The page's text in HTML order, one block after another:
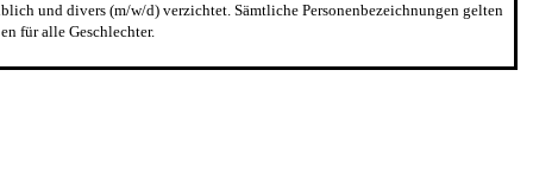
und divers (m/w/d) verzichtet. Sämtliche Personenbezeichnungen gelten
für alle Geschlechter.